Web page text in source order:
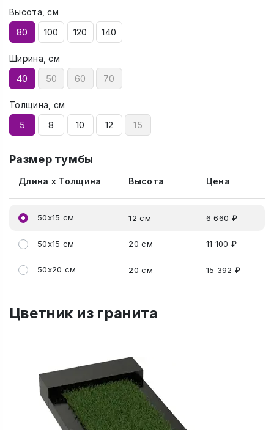
Высота, см
80 100 120 140
Ширина, см
40 50 60 70
Толщина, см
5 8 10 12 15
Размер тумбы
Длина x Толщина Высота Цена
50x15 см 12 см 6 660 ₽
50x15 см 20 см 11 100 ₽
50x20 см 20 см 15 392 ₽
Цветник из гранита